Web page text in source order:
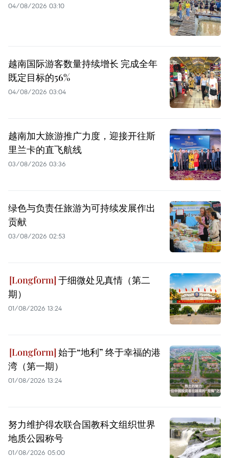
04/08/2026 03:10
越南国际游客数量持续增长 完成全年
既定目标的56%
04/08/2026 03:04
越南加大旅游推广力度，迎接开往斯
里兰卡的直飞航线
03/08/2026 03:36
绿色与负责任旅游为可持续发展作出
贡献
03/08/2026 02:53
于细微处见真情（第二
期）
01/08/2026 13:24
始于“地利” 终于幸福的港
湾（第一期）
01/08/2026 13:24
努力维护得农联合国教科文组织世界
地质公园称号
01/08/2026 05:00